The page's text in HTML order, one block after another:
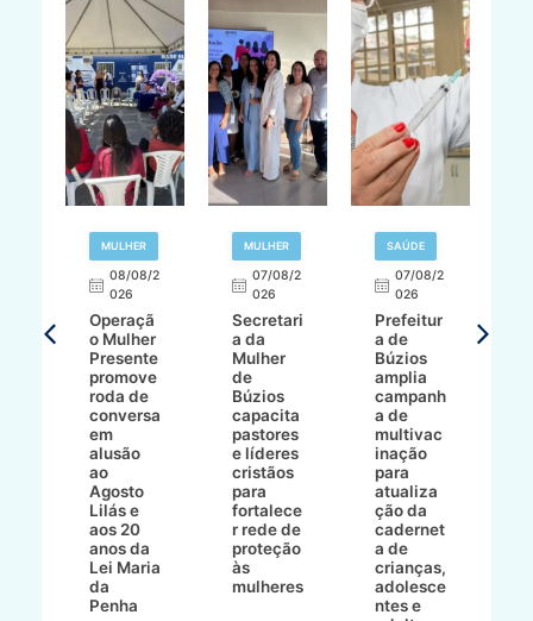
MULHER
08/08/2
026
Operaçã
o Mulher
Presente
promove
roda de
conversa
em
alusão
ao
Agosto
Lilás e
aos 20
anos da
Lei Maria
da
Penha
MULHER
07/08/2
026
Secretari
a da
Mulher
de
Búzios
capacita
pastores
e líderes
cristãos
para
fortalece
r rede de
proteção
às
mulheres
SAÚDE
07/08/2
026
Prefeitur
a de
Búzios
amplia
campanh
a de
multivac
inação
para
atualiza
ção da
cadernet
a de
crianças,
adolesce
ntes e